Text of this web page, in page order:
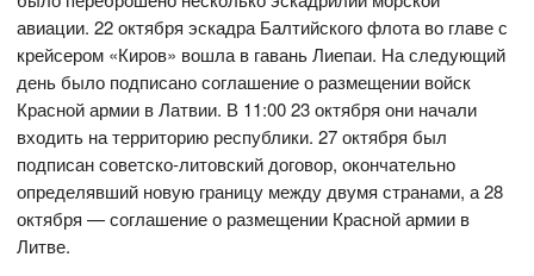
авиации. 22 октября эскадра Балтийского флота во главе с
крейсером «Киров» вошла в гавань Лиепаи. На следующий
день было подписано соглашение о размещении войск
Красной армии в Латвии. В 11:00 23 октября они начали
входить на территорию республики. 27 октября был
подписан советско-литовский договор, окончательно
определявший новую границу между двумя странами, а 28
октября — соглашение о размещении Красной армии в
Литве.